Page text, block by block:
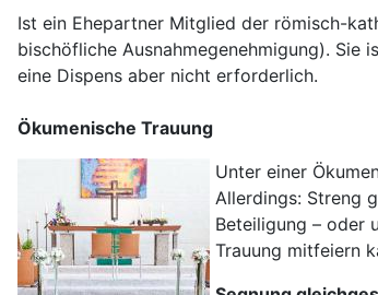
Ist ein Ehepartner Mitglied der römisch-
bischöfliche Ausnahmegenehmigung). Sie
eine Dispens aber nicht erforderlich.
Ökumenische Trauung
Unter einer
Allerdings: Streng
Beteiligung – oder
Trauung mitfeiern